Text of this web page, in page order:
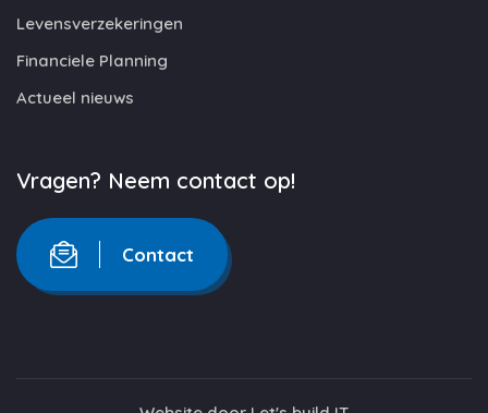
Levensverzekeringen
Financiele Planning
Actueel nieuws
Vragen? Neem contact op!
Contact